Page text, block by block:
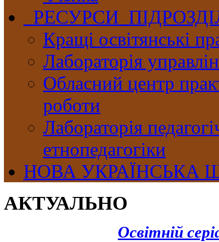
РЕСУРСИ
Кращі освітянські
Лабораторія
Обласний центр
роботи
Лабораторія
етнопедагогіки
НОВА УКРАЇНСЬКА
АКТУАЛЬНО
Освітній